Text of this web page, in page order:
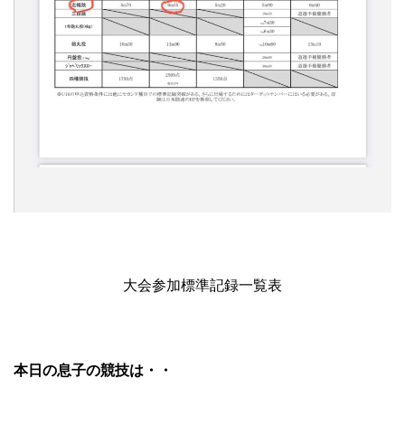
大会参加標準記録一覧表
本日の息子の競技は・・